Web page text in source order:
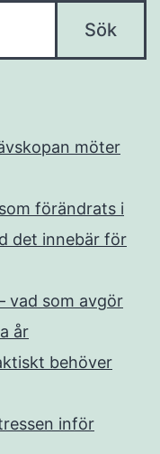
möter
förändrats i
det innebär för
vad som avgör
år
behöver
inför